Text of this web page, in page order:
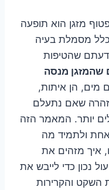
מזגן הוא תופעה
כלל מסמלת בעיה
שהטיפות
מנסה
מים, הן איתות,
שאם נתעלם
יותר. המאמר הזה
אחת ולתמיד מה
איך מזהים את
נכון כדי לייבש את
השקט והקרירות